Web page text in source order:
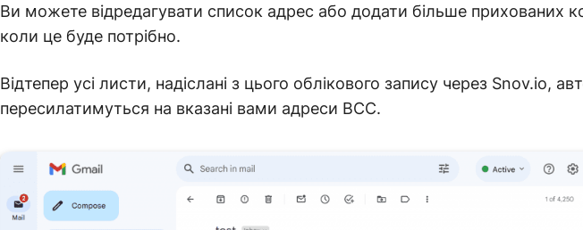
Ви можете відредагувати список адрес або додати більше прихованих
коли це буде потрібно.
Відтепер усі листи, надіслані з цього облікового запису через Snov.io,
пересилатимуться на вказані вами адреси BCC.